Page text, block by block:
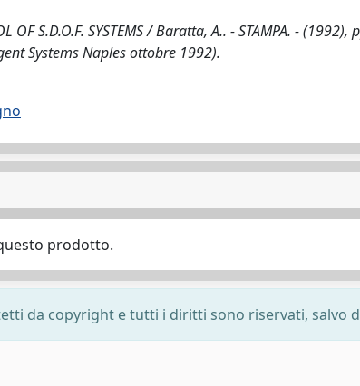
OF S.D.O.F. SYSTEMS / Baratta, A.. - STAMPA. -
Systems Naples ottobre 1992).
prodotto.
da copyright e tutti i diritti sono riservati, salvo